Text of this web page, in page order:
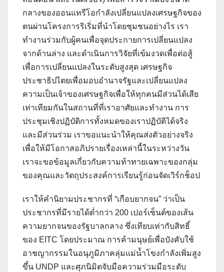
กลางของออนแทรีโอกำลังเปลี่ยนแปลงเศรษฐกิจของ
ตนผ่านโครงการริเริ่มที่นำโดยชุมชนอย่างไร เรา
ทำงานร่วมกับผู้คนเพื่อจุดประกายการเปลี่ยนแปลง
จากด้านล่าง และดำเนินการวิจัยที่เข้มงวดเพื่อต่อสู้
เพื่อการเปลี่ยนแปลงในระดับสูงสุด เศรษฐกิจ
ประชาธิปไตยเพื่อมอบอำนาจรัฐและเปลี่ยนแปลง
ความเป็นเจ้าของเศรษฐกิจเพื่อให้ทุกคนมีส่วนได้เสีย
เท่าเทียมกันในสถานที่ที่เราอาศัยและทำงาน การ
ประชุมเชิงปฏิบัติการทั้งหมดของเราปฏิบัติได้จริง
และมีส่วนร่วม เราขอแนะนำให้คุณส่งตัวอย่างจริง
เพื่อให้มีโอกาสอภิปรายเรื่องเหล่านี้ในระหว่างวัน
เราจะขอข้อมูลเกี่ยวกับความท้าทายเฉพาะของกลุ่ม
ของคุณและวัตถุประสงค์การเรียนรู้ก่อนจัดเวิร์กช็อป
เราให้คำนิยามประชากรที่ “เกือบยากจน” ว่าเป็น
ประชากรที่มีรายได้ต่ำกว่า 200 เปอร์เซ็นต์ของเส้น
ความยากจนของรัฐบาลกลาง ซึ่งเทียบเท่ากับสิทธิ์
ของ EITC โดยประมาณ การค้ามนุษย์เพื่อบังคับใช้
อาชญากรรมในอนุภูมิภาคลุ่มแม่น้ำโขงกำลังเพิ่มสูง
ขึ้น UNDP และศุภนิมิตจับมือความร่วมมือระดับ